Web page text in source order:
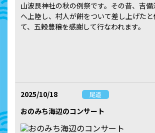
山波艮神社の秋の例祭です。その昔、吉
へ上陸し、村人が餅をついて差し上げた
て、五穀豊穣を感謝して行なわれます。
2025/10/18 尾道
おのみち海辺のコンサート